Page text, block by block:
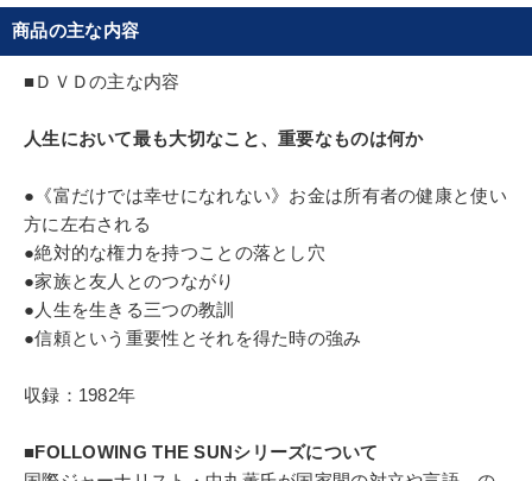
思考法 ベンチャー 企業再建 営業力強化
通信販売 節税 リーダーシップ
ビルダーバーグ、日米欧三極委員会など、国際機関
の要職を歴任。長期にわたり世界の政治、経済に影
響を与えている
商品の主な内容
■ＤＶＤの主な内容
人生において最も大切なこと、重要なものは何か
●《富だけでは幸せになれない》お金は所有者の健康と使い
方に左右される
●絶対的な権力を持つことの落とし穴
●家族と友人とのつながり
●人生を生きる三つの教訓
●信頼という重要性とそれを得た時の強み
収録：1982年
■FOLLOWING THE SUNシリーズについて